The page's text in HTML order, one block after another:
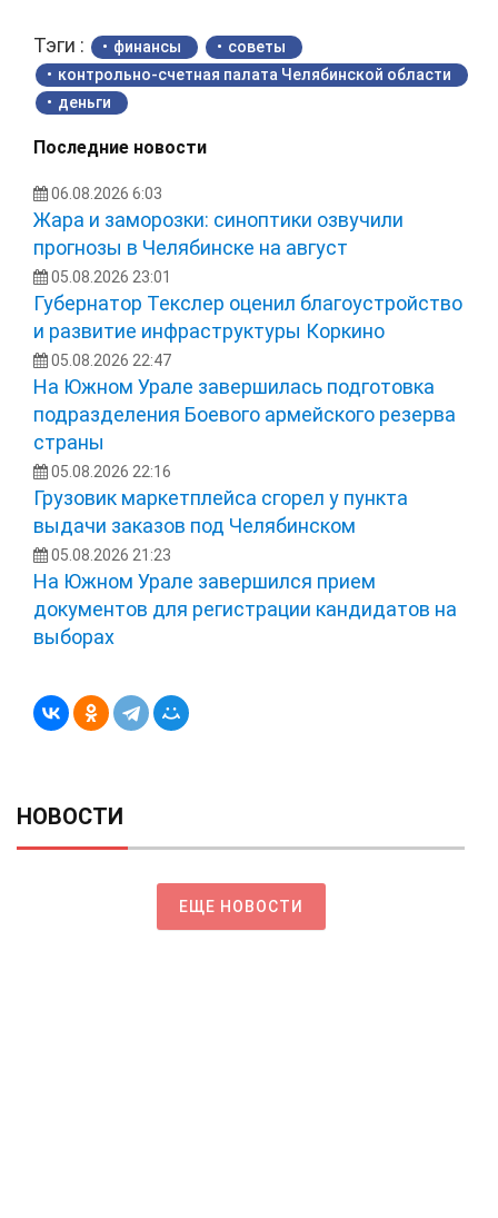
Тэги : финансы
советы
контрольно-счетная палата Челябинской области
деньги
Последние новости
06.08.2026 6:03
Жара и заморозки: синоптики озвучили
прогнозы в Челябинске на август
05.08.2026 23:01
Губернатор Текслер оценил благоустройство
и развитие инфраструктуры Коркино
05.08.2026 22:47
На Южном Урале завершилась подготовка
подразделения Боевого армейского резерва
страны
05.08.2026 22:16
Грузовик маркетплейса сгорел у пункта
выдачи заказов под Челябинском
05.08.2026 21:23
На Южном Урале завершился прием
документов для регистрации кандидатов на
выборах
НОВОСТИ
ЕЩЕ НОВОСТИ